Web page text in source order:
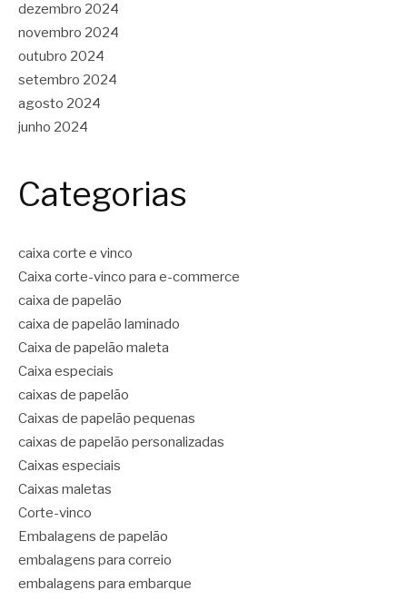
dezembro 2024
novembro 2024
outubro 2024
setembro 2024
agosto 2024
junho 2024
Categorias
caixa corte e vinco
Caixa corte-vinco para e-commerce
caixa de papelão
caixa de papelão laminado
Caixa de papelão maleta
Caixa especiais
caixas de papelão
Caixas de papelão pequenas
caixas de papelão personalizadas
Caixas especiais
Caixas maletas
Corte-vinco
Embalagens de papelão
embalagens para correio
embalagens para embarque